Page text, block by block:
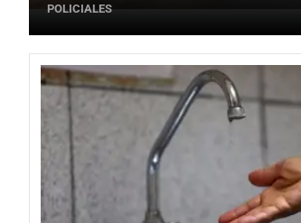
POLICIALES